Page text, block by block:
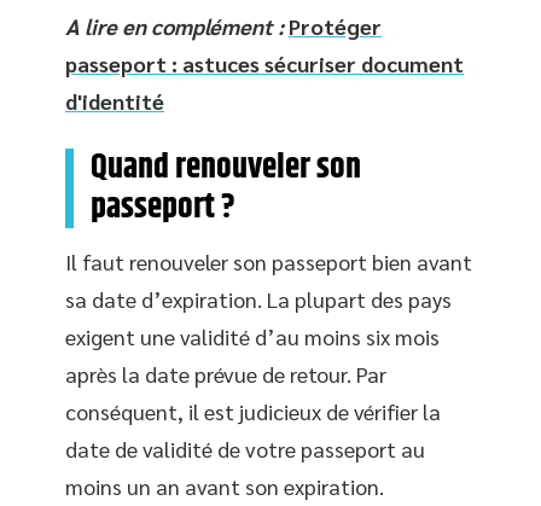
A lire en complément : Protéger
passeport : astuces sécuriser document
d'identité
Quand renouveler son
passeport ?
Il faut renouveler son passeport bien avant
sa date d’expiration. La plupart des pays
exigent une validité d’au moins six mois
après la date prévue de retour. Par
conséquent, il est judicieux de vérifier la
date de validité de votre passeport au
moins un an avant son expiration.